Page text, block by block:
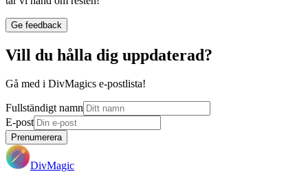
Ge feedback
Vill du hålla dig uppdaterad?
Gå med i DivMagics e-postlista!
Fullständigt namn
E-post
Prenumerera
DivMagic